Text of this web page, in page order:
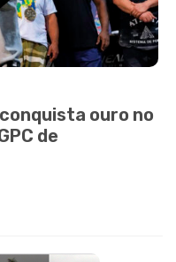
ouro no
de